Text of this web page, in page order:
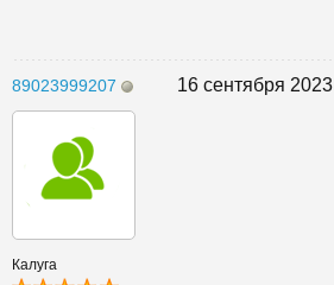
89023999207 16 сентября 2023
Калуга